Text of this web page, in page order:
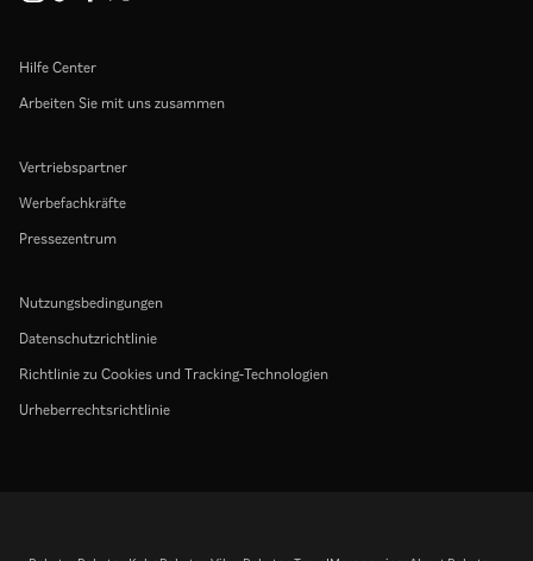
Hilfe Center
Arbeiten Sie mit uns zusammen
Vertriebspartner
Werbefachkräfte
Pressezentrum
Nutzungsbedingungen
Datenschutzrichtlinie
Richtlinie zu Cookies und Tracking-Technologien
Urheberrechtsrichtlinie